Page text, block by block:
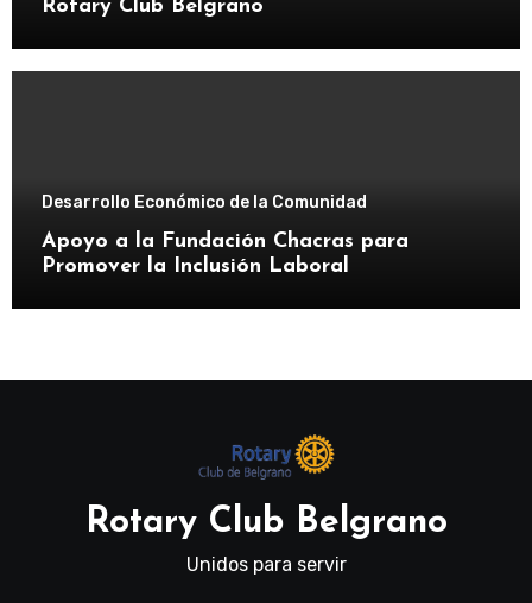
Rotary Club Belgrano
Desarrollo Económico de la Comunidad
Apoyo a la Fundación Chacras para
Promover la Inclusión Laboral
Rotary Club Belgrano
Unidos para servir